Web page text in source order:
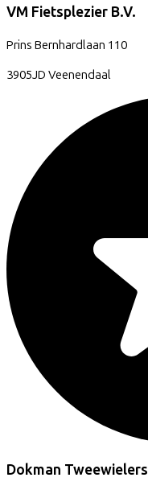
VM Fietsplezier B.V.
Prins Bernhardlaan 110
3905JD Veenendaal
Dokman Tweewielers